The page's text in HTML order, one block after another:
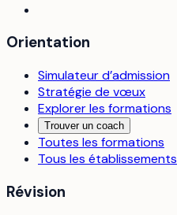
Orientation
Simulateur d’admission
Stratégie de vœux
Explorer les formations
Trouver un coach
Toutes les formations
Tous les établissements
Révision